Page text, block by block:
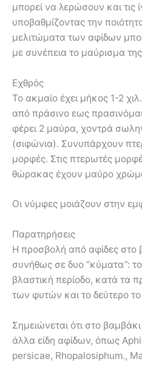
μπορεί να λερώσουν και τις
υποβαθμίζοντας την
μελιτώματα των αφίδων
με συνέπεια το μαύρισμα
Εχθρός
Το ακμαίο έχει μήκος 1-2
από πράσινο εως
φέρει 2 μαύρα, χοντρά
(σιφώνια). Συνυπάρχουν
μορφές. Στις πτερωτές
θώρακας έχουν μαύρο
Οι νύμφες μοιάζουν στην
Παρατηρήσεις
Η προσβολή από αφίδες στο
συνήθως σε δυο “κύματα”:
βλαστική περίοδο, κατά τα
των φυτών και το δεύτερο το
Σημειώνεται ότι στο
άλλα είδη αφίδων, όπως
persicae, Rhopalosiphum.,